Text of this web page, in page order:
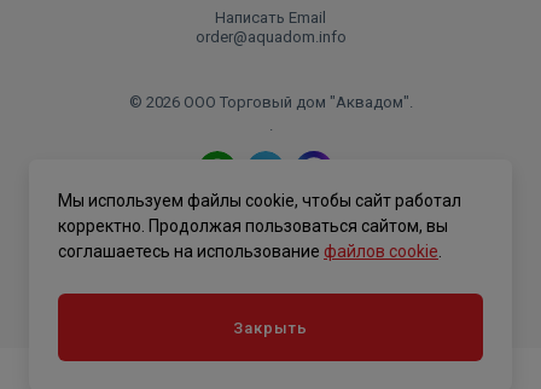
Написать Email
order@aquadom.info
© 2026 ООО Торговый дом "Аквадом".
.
Политика конфиденциальности
Мы используем файлы cookie, чтобы сайт работал
корректно. Продолжая пользоваться сайтом, вы
соглашаетесь на использование файлов cookie
Закрыть